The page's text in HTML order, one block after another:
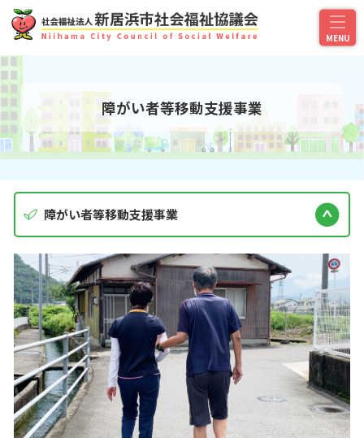
障がい者等移動支援事業
障がい者等移動支援事業